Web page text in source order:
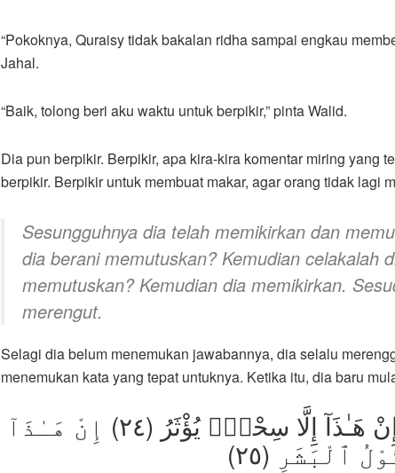
“Pokoknya, Quraisy tidak bakalan ridha sampai engkau
Jahal.
“Baik, tolong beri aku waktu untuk berpikir,” pinta Walid.
Dia pun berpikir. Berpikir, apa kira-kira komentar miring yang
berpikir. Berpikir untuk membuat makar, agar orang tidak lagi
Sesungguhnya dia telah memikirkan dan
dia berani memutuskan? Kemudian celakalah
memutuskan? Kemudian dia memikirkan.
merengut.
Selagi dia belum menemukan jawabannya, dia selalu
menemukan kata yang tepat untuknya. Ketika itu, dia baru
ثُمَّ أَدْبَرَ وَٱسْتَكْبَرَ (٢٣) فَقَالَ إِنْ هَـٰذَآ إِلَّا سِحْرٌۭ يُؤْثَرُ (٢٤) إِنْ هَـٰذَآ
ٱلْبَشَرِ (٢٥)